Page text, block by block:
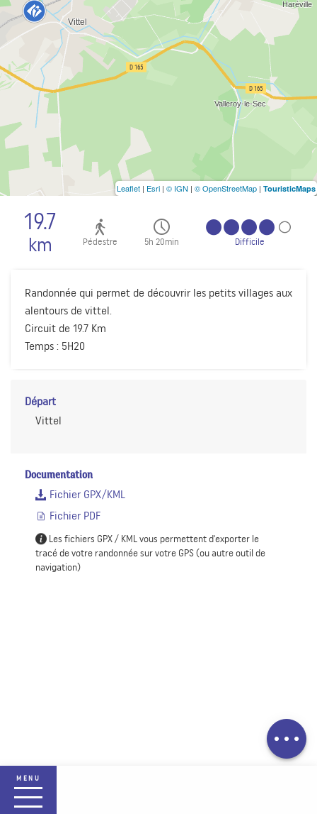
MENU
Télécharger
19.7
km Pédestre 5h 20min Difficile
Randonnée qui permet de découvrir les petits villages aux
alentours de vittel.
Circuit de 19.7 Km
Temps : 5H20
Départ
Vittel
Documentation
Fichier GPX/KML
Fichier PDF
Les fichiers GPX / KML vous permettent d'exporter le
tracé de votre randonnée sur votre GPS (ou autre outil de
navigation)
Leaflet | Esri | © IGN | © OpenStreetMap | TouristicMaps